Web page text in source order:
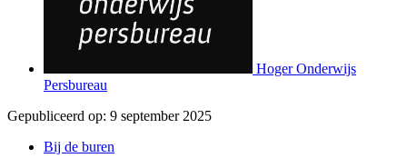
Hoger Onderwijs
Persbureau
Gepubliceerd op: 9 september 2025
Bij de buren